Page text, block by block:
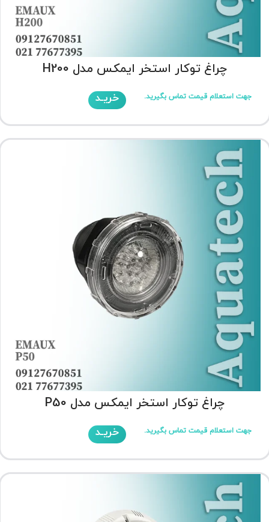
چراغ توکار استخر ایمکس مدل H200
جهت استعلام قیمت تماس بگیرید. خریـد
چراغ توکار استخر ایمکس مدل P50
جهت استعلام قیمت تماس بگیرید. خریـد